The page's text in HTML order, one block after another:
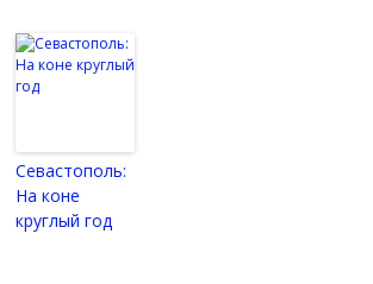
Севастополь:
На коне
круглый год